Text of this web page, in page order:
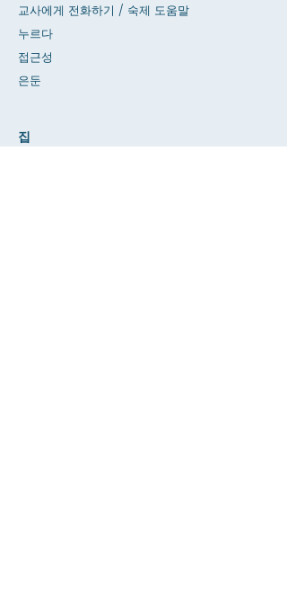
교사에게 전화하기 / 숙제 도움말
누르다
접근성
은둔
집